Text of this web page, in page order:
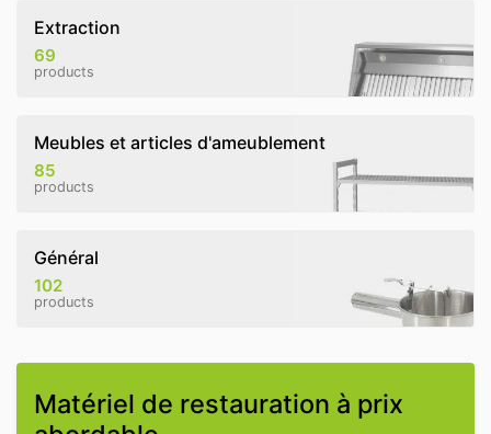
Extraction
69
products
Meubles et articles d'ameublement
85
products
Général
102
products
Matériel de restauration à prix